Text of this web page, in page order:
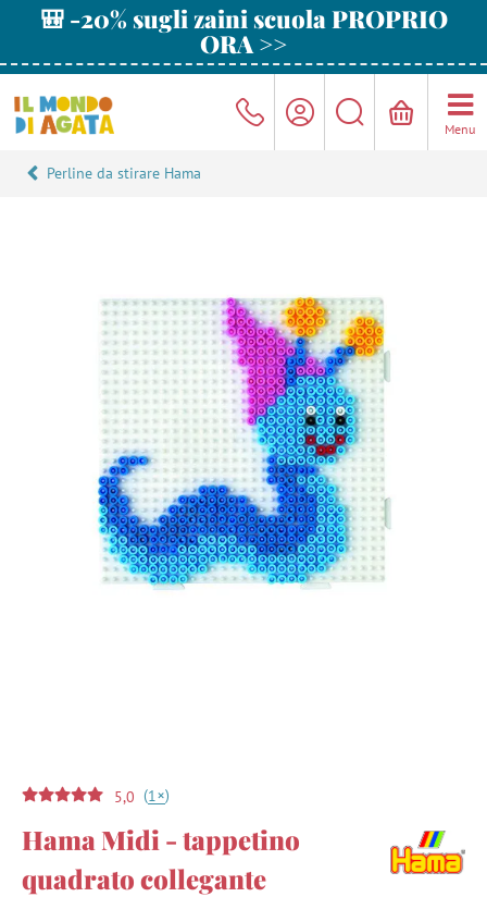
🎒 -20% sugli zaini scuola PROPRIO
ORA >>
Menu
Perline da stirare Hama
5,0 (1+)
Hama Midi - tappetino
quadrato collegante